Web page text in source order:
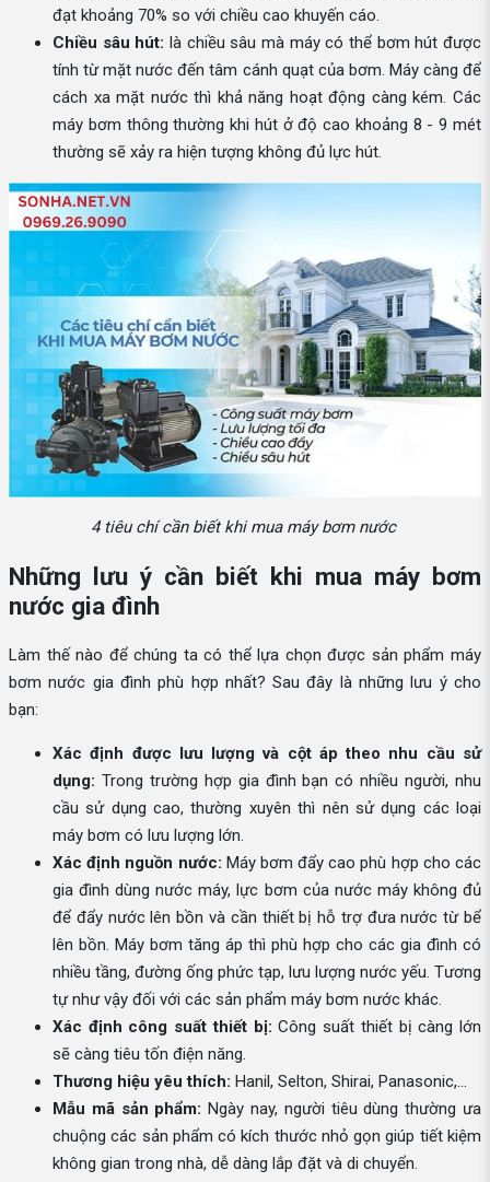
đạt khoảng 70% so với chiều cao khuyến cáo.
Chiều sâu hút: là chiều sâu mà máy có thể bơm hút được
tính từ mặt nước đến tâm cánh quạt của bơm. Máy càng để
cách xa mặt nước thì khả năng hoạt động càng kém. Các
máy bơm thông thường khi hút ở độ cao khoảng 8 - 9 mét
thường sẽ xảy ra hiện tượng không đủ lực hút.
4 tiêu chí cần biết khi mua máy bơm nước
Những lưu ý cần biết khi mua máy bơm
nước gia đình
Làm thế nào để chúng ta có thể lựa chọn được sản phẩm máy
bơm nước gia đình phù hợp nhất? Sau đây là những lưu ý cho
bạn:
Xác định được lưu lượng và cột áp theo nhu cầu sử
dụng: Trong trường hợp gia đình bạn có nhiều người, nhu
cầu sử dụng cao, thường xuyên thì nên sử dụng các loại
máy bơm có lưu lượng lớn.
Xác định nguồn nước: Máy bơm đẩy cao phù hợp cho các
gia đình dùng nước máy, lực bơm của nước máy không đủ
để đẩy nước lên bồn và cần thiết bị hỗ trợ đưa nước từ bể
lên bồn. Máy bơm tăng áp thì phù hợp cho các gia đình có
nhiều tầng, đường ống phức tạp, lưu lượng nước yếu. Tương
tự như vậy đối với các sản phẩm máy bơm nước khác.
Xác định công suất thiết bị: Công suất thiết bị càng lớn
sẽ càng tiêu tốn điện năng.
Thương hiệu yêu thích: Hanil, Selton, Shirai, Panasonic,...
Mẫu mã sản phẩm: Ngày nay, người tiêu dùng thường ưa
chuộng các sản phẩm có kích thước nhỏ gọn giúp tiết kiệm
không gian trong nhà, dễ dàng lắp đặt và di chuyển.